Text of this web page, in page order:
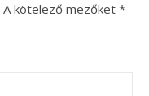
A kötelező mezőket *